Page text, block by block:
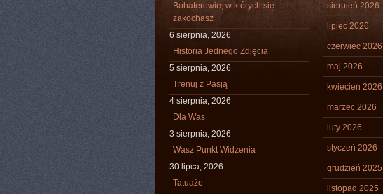
Bohaterowie, w których się
zakochasz
6 sierpnia, 2026
Historia Jednego Zdjęcia
5 sierpnia, 2026
Trenuj z Pasją
4 sierpnia, 2026
Dla Was
3 sierpnia, 2026
Wasz Punkt Widzenia
30 lipca, 2026
Tatuaże
sierpień 2026
lipiec 2026
czerwiec 2026
maj 2026
kwiecień 2026
marzec 2026
luty 2026
styczeń 2026
grudzień 2025
listopad 2025